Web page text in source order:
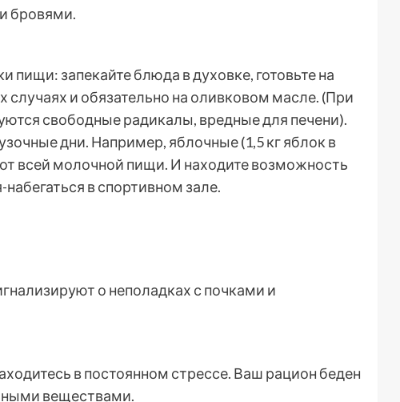
бровями.
запекайте блюда в духовке, готовьте на
и обязательно на оливковом масле. (При
свободные радикалы, вредные для печени).
дни. Например, яблочные (1,5 кг яблок в
всей молочной пищи. И находите возможность
в спортивном зале.
о неполадках с почками и
в постоянном стрессе. Ваш рацион беден
веществами.